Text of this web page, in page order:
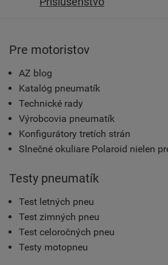
Pre motoristov
AZ blog
Katalóg pneumatík
Technické rady
Výrobcovia pneumatík
Konfigurátory tretích strán
Slnečné okuliare Polaroid nielen
Testy pneumatík
Test letných pneu
Test zimných pneu
Test celoročných pneu
Testy motopneu